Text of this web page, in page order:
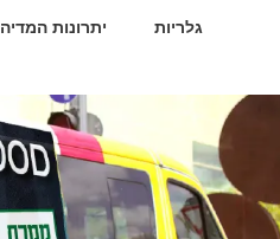
גלריות יתרונות המדיה